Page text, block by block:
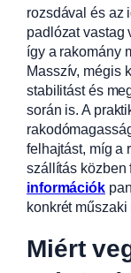
rozsdávalés az
padlózat vastag
így a rakomány
Masszív, mégis
stabilitást és
során is. A
felhajtást, míg a
szállítás közben
információk
konkrét
Miért